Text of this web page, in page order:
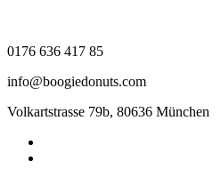
0176 636 417 85
info@boogiedonuts.com
Volkartstrasse 79b, 80636 München